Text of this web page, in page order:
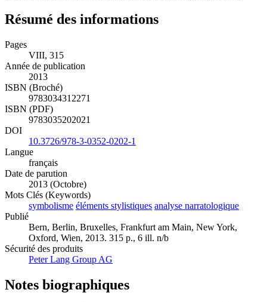
Résumé des informations
Pages
VIII, 315
Année de publication
2013
ISBN (Broché)
9783034312271
ISBN (PDF)
9783035202021
DOI
10.3726/978-3-0352-0202-1
Langue
français
Date de parution
2013 (Octobre)
Mots Clés (Keywords)
symbolisme éléments stylistiques analyse narratologique
Publié
Bern, Berlin, Bruxelles, Frankfurt am Main, New York,
Oxford, Wien, 2013. 315 p., 6 ill. n/b
Sécurité des produits
Peter Lang Group AG
Notes biographiques